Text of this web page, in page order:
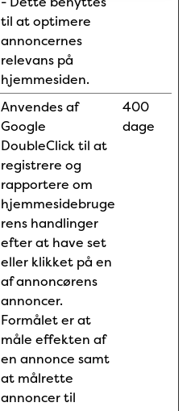
til at optimere
annoncernes
relevans på
hjemmesiden.
Anvendes af
Google
DoubleClick til at
registrere og
rapportere om
hjemmesidebruge
rens handlinger
efter at have set
eller klikket på en
af annoncørens
annoncer.
Formålet er at
måle effekten af
en annonce samt
at målrette
annoncer til
400
dage